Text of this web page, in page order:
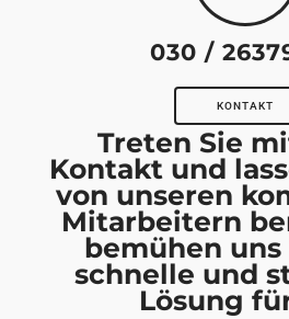
030 /
KONTAKT
Treten Sie
Kontakt und
von unseren
Mitarbeitern
bemühen
schnelle und
Lösung